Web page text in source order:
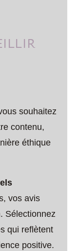
souhaitez
contenu,
éthique
vos avis
Sélectionnez
qui reflètent
positive.